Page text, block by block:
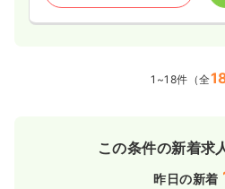
1~18件（全
この条件の新着求
昨日の新着